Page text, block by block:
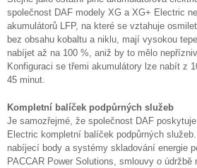
společnost DAF modely XG a XG+ Electric
akumulátorů LFP, na které se vztahuje
bez obsahu kobaltu a niklu, mají vysokou
nabíjet až na 100 %, aniž by to mělo
Konfiguraci se třemi akumulátory lze nabít z
45 minut.
Kompletní balíček podpůrných služeb
Je samozřejmé, že společnost DAF
Electric kompletní balíček podpůrných
nabíjecí body a systémy skladování energie
PACCAR Power Solutions, smlouvy o údržbě